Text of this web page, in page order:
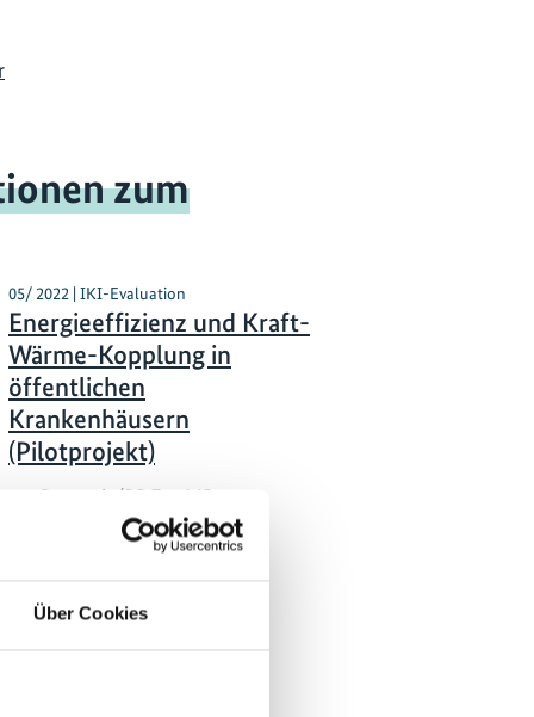
Über Cookies
zum
05/ 2022 | IKI-Evaluation
Energieeffizienz und Kraft-
Wärme-Kopplung in
öffentlichen
Krankenhäusern
(Pilotprojekt)
Deutsch (PDF, 7 MB,
barrierefrei)